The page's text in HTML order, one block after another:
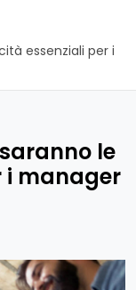
essenziali per i
le
i manager